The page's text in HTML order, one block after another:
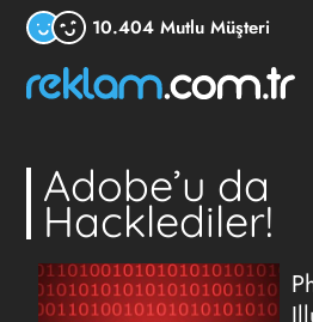
10.404 Mutlu Müşteri
Adobe’u da
Hacklediler!